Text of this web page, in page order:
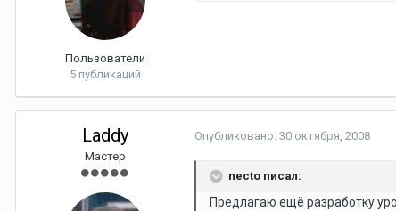
Пользователи
5 публикаций
Laddy
Мастер
Опубликовано: 30 октября, 2008
necto писал:
Предлагаю ещё разработку